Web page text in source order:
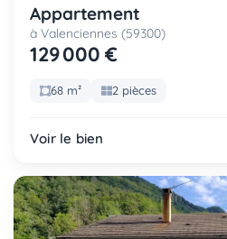
Appartement
à Valenciennes (59300)
129 000 €
68 m² 2 pièces
Voir le bien